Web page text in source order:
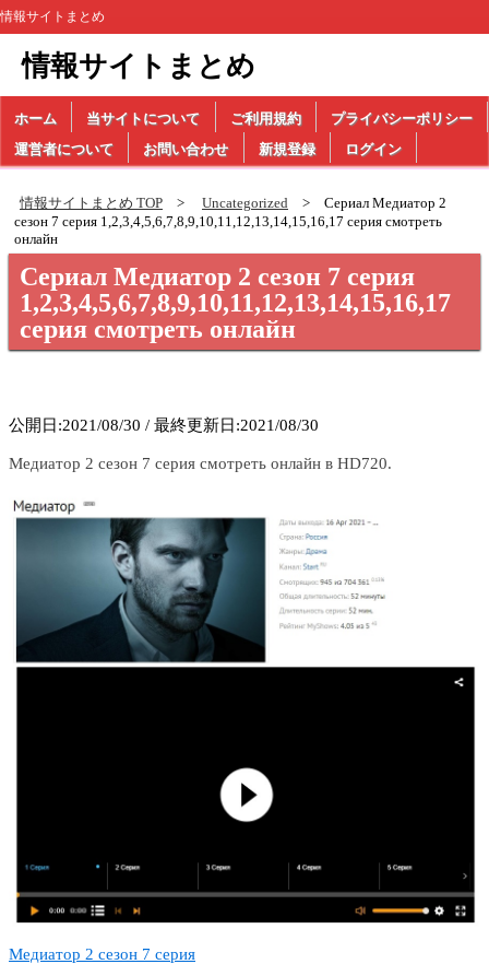
情報サイトまとめ
情報サイトまとめ
ホーム 当サイトについて ご利用規約
プライバシーポリシー
運営者について
お問い合わせ 新規登録 ログイン
情報サイトまとめ TOP Uncategorized
Сериал Медиатор 2
сезон 7 серия 1,2,3,4,5,6,7,8,9,10,11,12,13,14,15,16,17 серия смотреть
онлайн
Сериал Медиатор 2 сезон 7 серия
1,2,3,4,5,6,7,8,9,10,11,12,13,14,15,16,17
серия смотреть онлайн
公開日:2021/08/30 / 最終更新日:2021/08/30
Медиатор 2 сезон 7 серия смотреть онлайн в HD720.
Медиатор 2 сезон 7 серия